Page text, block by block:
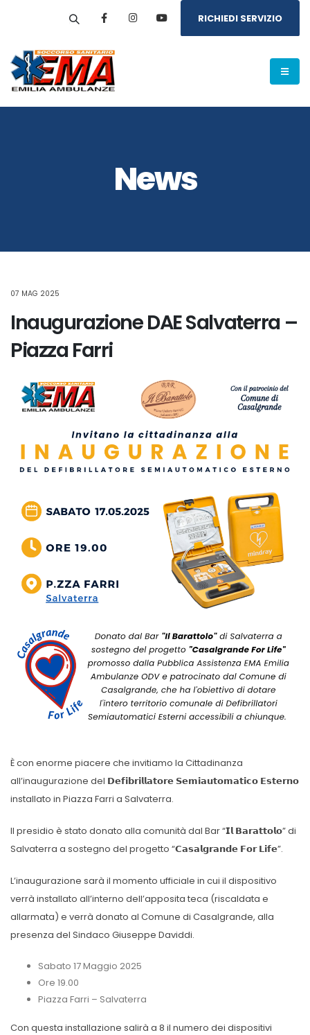
RICHIEDI SERVIZIO
News
07 MAG 2025
Inaugurazione DAE Salvaterra –
Piazza Farri
È con enorme piacere che invitiamo la Cittadinanza
all’inaugurazione del 𝗗𝗲𝗳𝗶𝗯𝗿𝗶𝗹𝗹𝗮𝘁𝗼𝗿𝗲 𝗦𝗲𝗺𝗶𝗮𝘂𝘁𝗼𝗺𝗮𝘁𝗶𝗰𝗼 𝗘𝘀𝘁𝗲𝗿𝗻𝗼
installato in Piazza Farri a Salvaterra.
Il presidio è stato donato alla comunità dal Bar “𝗜𝗹 𝗕𝗮𝗿𝗮𝘁𝘁𝗼𝗹𝗼” di
Salvaterra a sostegno del progetto “𝗖𝗮𝘀𝗮𝗹𝗴𝗿𝗮𝗻𝗱𝗲 𝗙𝗼𝗿 𝗟𝗶𝗳𝗲”.
L’inaugurazione sarà il momento ufficiale in cui il dispositivo
verrà installato all’interno dell’apposita teca (riscaldata e
allarmata) e verrà donato al Comune di Casalgrande, alla
presenza del Sindaco Giuseppe Daviddi.
Sabato 17 Maggio 2025
Ore 19.00
Piazza Farri – Salvaterra
Con questa installazione salirà a 8 il numero dei dispositivi